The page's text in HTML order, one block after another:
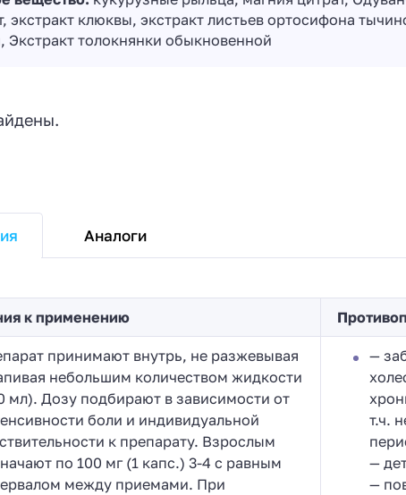
экстракт клюквы, экстракт листьев ортосифона
Экстракт толокнянки обыкновенной
Аналоги
к применению
принимают внутрь, не разжевывая
небольшим количеством жидкости
мл). Дозу подбирают в зависимости от
боли и индивидуальной
к препарату. Взрослым
по 100 мг (1 капс.) 3-4 с равным
между приемами. При
—
т.ч.
—
—